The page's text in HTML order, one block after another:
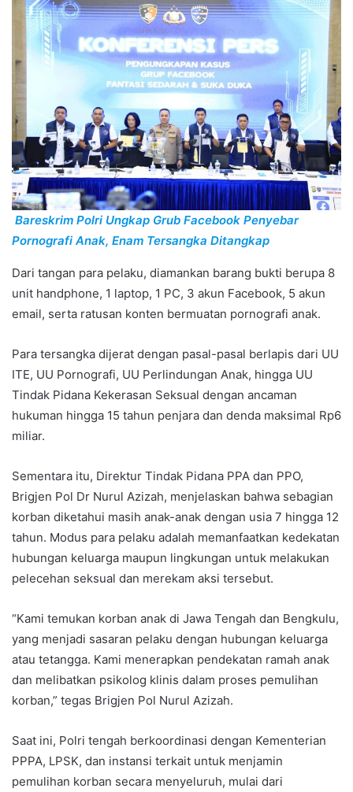
Bareskrim Polri Ungkap Grub Facebook Penyebar
Pornografi Anak, Enam Tersangka Ditangkap
Dari tangan para pelaku, diamankan barang bukti berupa 8
unit handphone, 1 laptop, 1 PC, 3 akun Facebook, 5 akun
email, serta ratusan konten bermuatan pornografi anak.
Para tersangka dijerat dengan pasal-pasal berlapis dari UU
ITE, UU Pornografi, UU Perlindungan Anak, hingga UU
Tindak Pidana Kekerasan Seksual dengan ancaman
hukuman hingga 15 tahun penjara dan denda maksimal Rp6
miliar.
Sementara itu, Direktur Tindak Pidana PPA dan PPO,
Brigjen Pol Dr Nurul Azizah, menjelaskan bahwa sebagian
korban diketahui masih anak-anak dengan usia 7 hingga 12
tahun. Modus para pelaku adalah memanfaatkan kedekatan
hubungan keluarga maupun lingkungan untuk melakukan
pelecehan seksual dan merekam aksi tersebut.
“Kami temukan korban anak di Jawa Tengah dan Bengkulu,
yang menjadi sasaran pelaku dengan hubungan keluarga
atau tetangga. Kami menerapkan pendekatan ramah anak
dan melibatkan psikolog klinis dalam proses pemulihan
korban,” tegas Brigjen Pol Nurul Azizah.
Saat ini, Polri tengah berkoordinasi dengan Kementerian
PPPA, LPSK, dan instansi terkait untuk menjamin
pemulihan korban secara menyeluruh, mulai dari